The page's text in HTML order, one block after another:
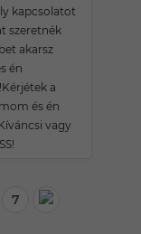
kapcsolatot
szeretnék
akarsz
én
a
és én
vagy
7